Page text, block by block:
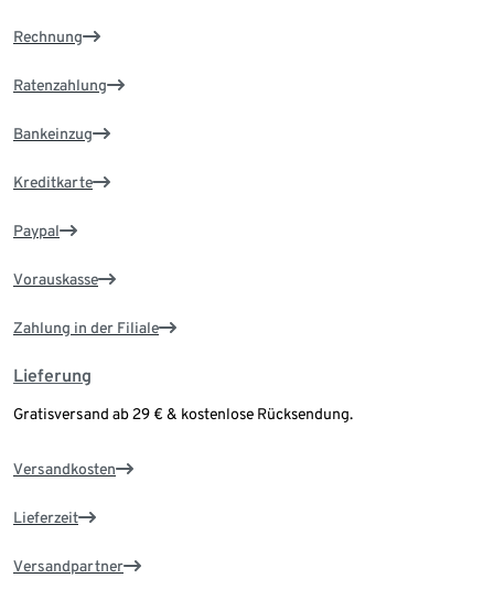
Rechnung
Ratenzahlung
Bankeinzug
Kreditkarte
Paypal
Vorauskasse
Zahlung in der Filiale
Lieferung
Gratisversand ab 29 € & kostenlose Rücksendung.
Versandkosten
Lieferzeit
Versandpartner